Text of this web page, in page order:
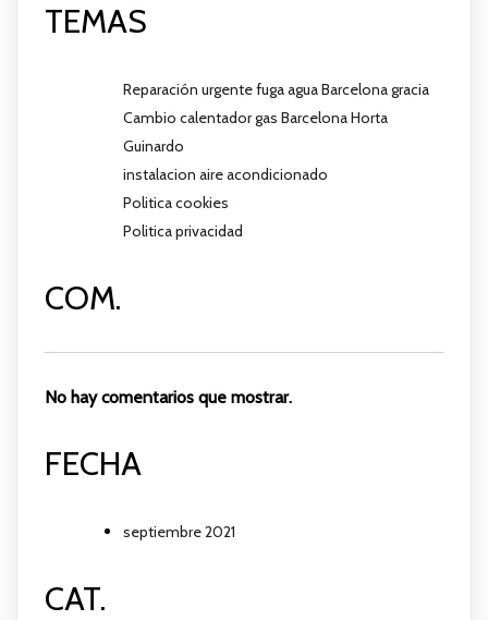
TEMAS
Reparación urgente fuga agua Barcelona gracia
Cambio calentador gas Barcelona Horta
Guinardo
instalacion aire acondicionado
Politica cookies
Politica privacidad
COM.
No hay comentarios que mostrar.
FECHA
septiembre 2021
CAT.